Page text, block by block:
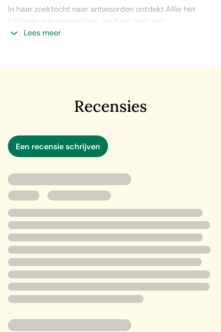
In haar zoektocht naar antwoorden ontdekt Allie het
bijzondere levensverhaal van haar oma: een
geschiedenis die voert van de Grote Depressie tot de
droom uit te laten komen.
Lees meer
Recensies
Een recensie schrijven